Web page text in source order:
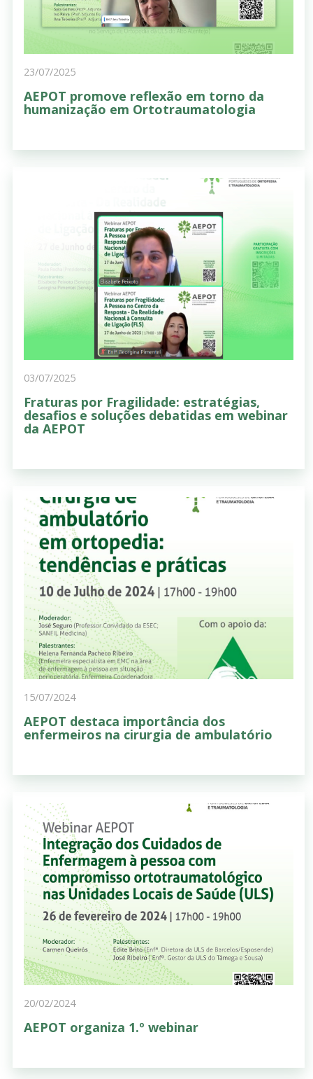
23/07/2025
AEPOT promove reflexão em torno da
humanização em Ortotraumatologia
03/07/2025
Fraturas por Fragilidade: estratégias,
desafios e soluções debatidas em webinar
da AEPOT
15/07/2024
AEPOT destaca importância dos
enfermeiros na cirurgia de ambulatório
20/02/2024
AEPOT organiza 1.º webinar